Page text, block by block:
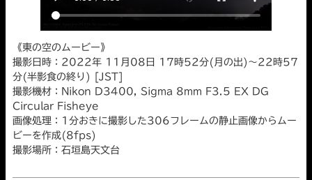
《東の空のムービー》
撮影日時：2022年 11月08日 17時52分(月の出)～22時57
分(半影食の終り) [JST]
撮影機材：Nikon D3400, Sigma 8mm F3.5 EX DG
Circular Fisheye
画像処理：1分おきに撮影した306フレームの静止画像からムー
ビーを作成(8fps)
撮影場所：石垣島天文台